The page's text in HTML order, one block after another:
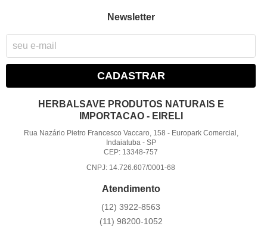
Newsletter
CADASTRAR
HERBALSAVE PRODUTOS NATURAIS E
IMPORTACAO - EIRELI
Rua Nazário Pietro Francesco Vaccaro, 158 - Europark Comercial,
Indaiatuba- SP
CEP: 13348-757
CNPJ: 14.726.607/0001-68
Atendimento
(12) 3922-8563
(11) 98200-1052